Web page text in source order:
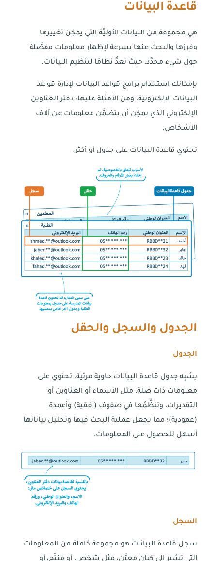
قاعدة البيانات
هي مجموعة من البيانات الأوليَّة التي يمكِن تغييرها
وفرزها والبحث عنها بسرعة لإظهار معلومات مفصَّلة
حول شيء محدَّد، حيث تعدُّ نظامًا لتنظيم البيانات.
بإمكانك استخدام برامج قواعد البيانات لإدارة قواعد
البيانات الإلكترونية، ومن الأمثلة عليها: دفتر العناوين
الإلكتروني الذي يمكِن أن يتضمَّن معلومات عن آلاف
الأشخاص.
تحتوي قاعدة البيانات على جدول أو أكثر.
الجدول والسجل والحقل
الجدول
يشبِه جدول قاعدة البيانات حاوية مرئية، تحتوي على
معلومات ذات صلة، مثل الأسماء أو العناوين أو
التقديرات، وتنظِّمُها في صفوف (أفقية) وأعمدة
(عمودية)؛ مما يجعل عملية البحث فيها وتحليل بياناتها
أسهل للحصول على المعلومات.
السجل
سجل قاعدة البيانات هو مجموعة كاملة من المعلومات
التي تشير إلى كيان معيَّن، مثل شخص، أو منتَج، أو